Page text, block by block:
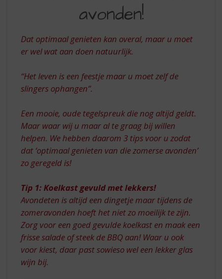
ZOMERSE
AVONDEN!
avonden!
Dat optimaal genieten kan overal, maar u moet
er wel wat aan doen natuurlijk.
“Het leven is een feestje maar u moet zelf de
slingers ophangen”.
Een mooie, oude tegelspreuk die nog altijd geldt.
Maar waar wij u maar al te graag bij willen
helpen. We hebben daarom 3 tips voor u zodat
dat ‘optimaal genieten van die zomerse avonden’
zo geregeld is!
Tip 1: Koelkast gevuld met lekkers!
Avondeten is altijd een dingetje maar tijdens de
zomeravonden hoeft het niet zo moeilijk te zijn.
Zorg voor een goed gevulde koelkast en maak een
frisse salade of steek de BBQ aan! Waar u ook
voor kiest, daar past sowieso wel een lekker glas
wijn bij.